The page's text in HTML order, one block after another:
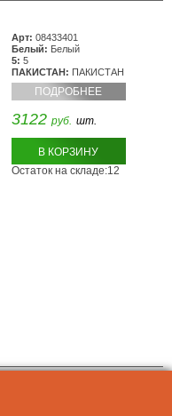
Арт: 08433401
Белый: Белый
5: 5
ПАКИСТАН: ПАКИСТАН
ПОДРОБНЕЕ
3122 руб. шт.
В КОРЗИНУ
Остаток на складе:12